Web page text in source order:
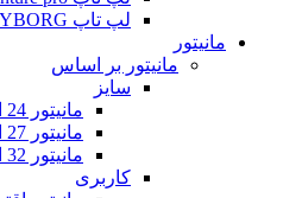
لپ تاپ CYBORG
مانیتور
مانیتور بر اساس
سایز
مانیتور 24 اینچ
مانیتور 27 اینچ
مانیتور 32 اینچ
کاربری